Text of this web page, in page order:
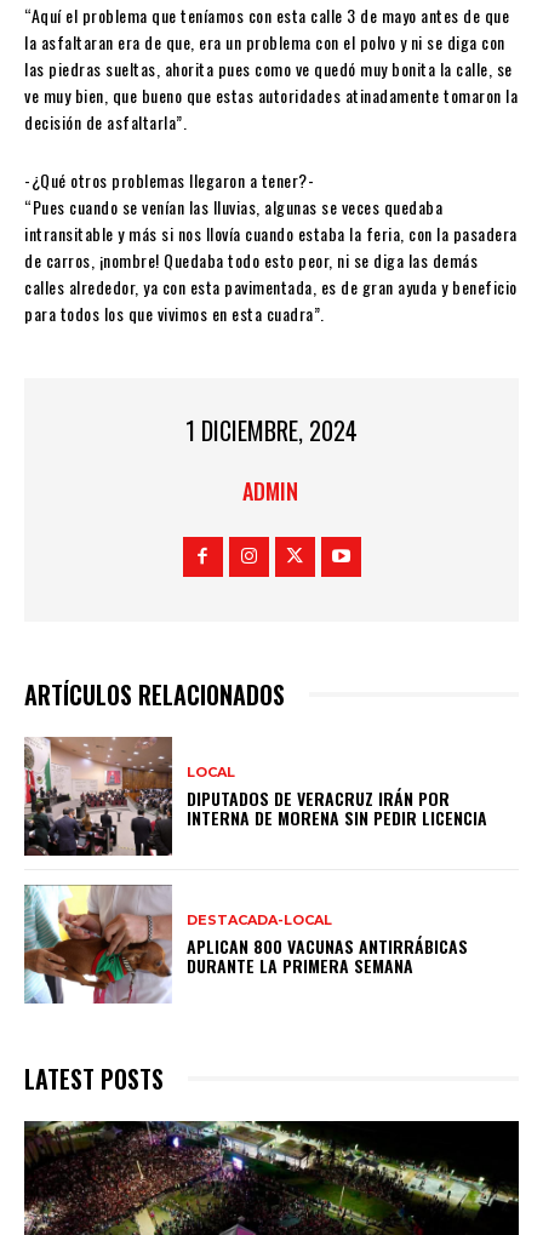
“Aquí el problema que teníamos con esta calle 3 de mayo antes de que
la asfaltaran era de que, era un problema con el polvo y ni se diga con
las piedras sueltas, ahorita pues como ve quedó muy bonita la calle, se
ve muy bien, que bueno que estas autoridades atinadamente tomaron la
decisión de asfaltarla”.
-¿Qué otros problemas llegaron a tener?-
“Pues cuando se venían las lluvias, algunas se veces quedaba
intransitable y más si nos llovía cuando estaba la feria, con la pasadera
de carros, ¡nombre! Quedaba todo esto peor, ni se diga las demás
calles alrededor, ya con esta pavimentada, es de gran ayuda y beneficio
para todos los que vivimos en esta cuadra”.
1 DICIEMBRE, 2024
ADMIN
ARTÍCULOS RELACIONADOS
LOCAL
DIPUTADOS DE VERACRUZ IRÁN POR
INTERNA DE MORENA SIN PEDIR LICENCIA
DESTACADA-LOCAL
APLICAN 800 VACUNAS ANTIRRÁBICAS
DURANTE LA PRIMERA SEMANA
LATEST POSTS